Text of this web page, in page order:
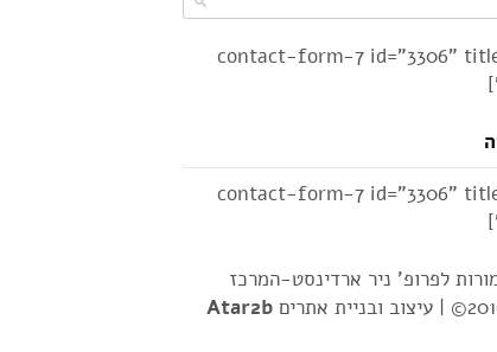
[contact-form-7 id="3306"
[contact-form-7 id="3306"
לפרופ' ניר ארדינסט-המרכז
עיצוב ובניית אתרים Atar2b